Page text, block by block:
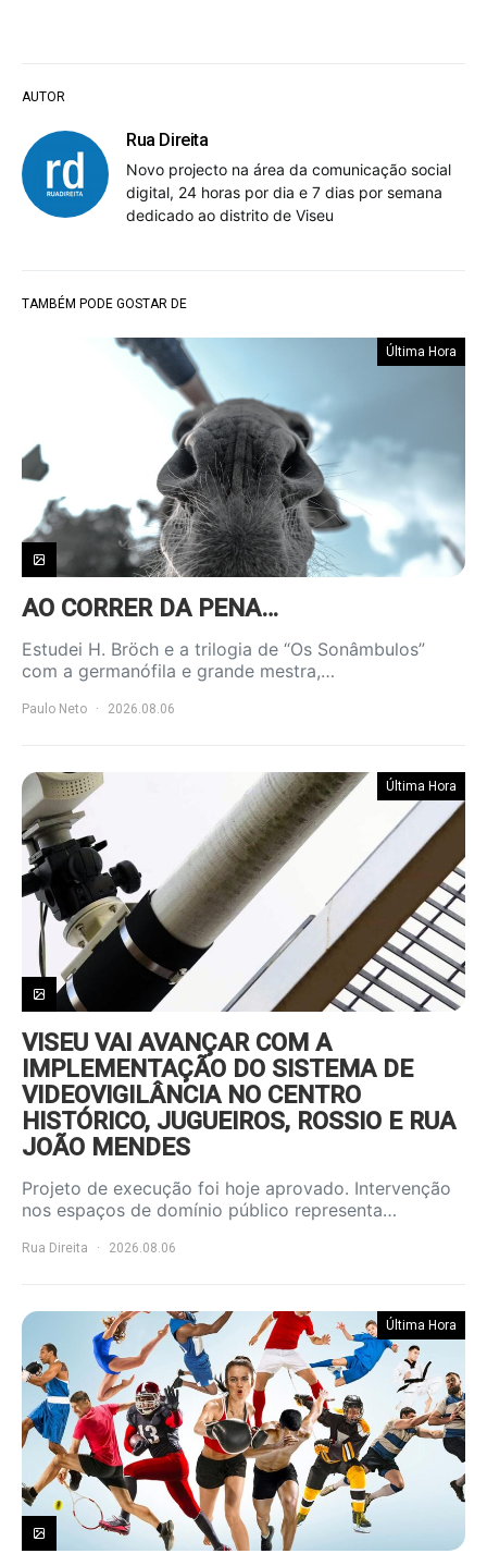
AUTOR
Rua Direita
Novo projecto na área da comunicação social
digital, 24 horas por dia e 7 dias por semana
dedicado ao distrito de Viseu
TAMBÉM PODE GOSTAR DE
Última Hora
AO CORRER DA PENA…
Estudei H. Bröch e a trilogia de “Os Sonâmbulos”
com a germanófila e grande mestra,…
Paulo Neto 2026.08.06
Última Hora
VISEU VAI AVANÇAR COM A
IMPLEMENTAÇÃO DO SISTEMA DE
VIDEOVIGILÂNCIA NO CENTRO
HISTÓRICO, JUGUEIROS, ROSSIO E RUA
JOÃO MENDES
Projeto de execução foi hoje aprovado. Intervenção
nos espaços de domínio público representa…
Rua Direita 2026.08.06
Última Hora